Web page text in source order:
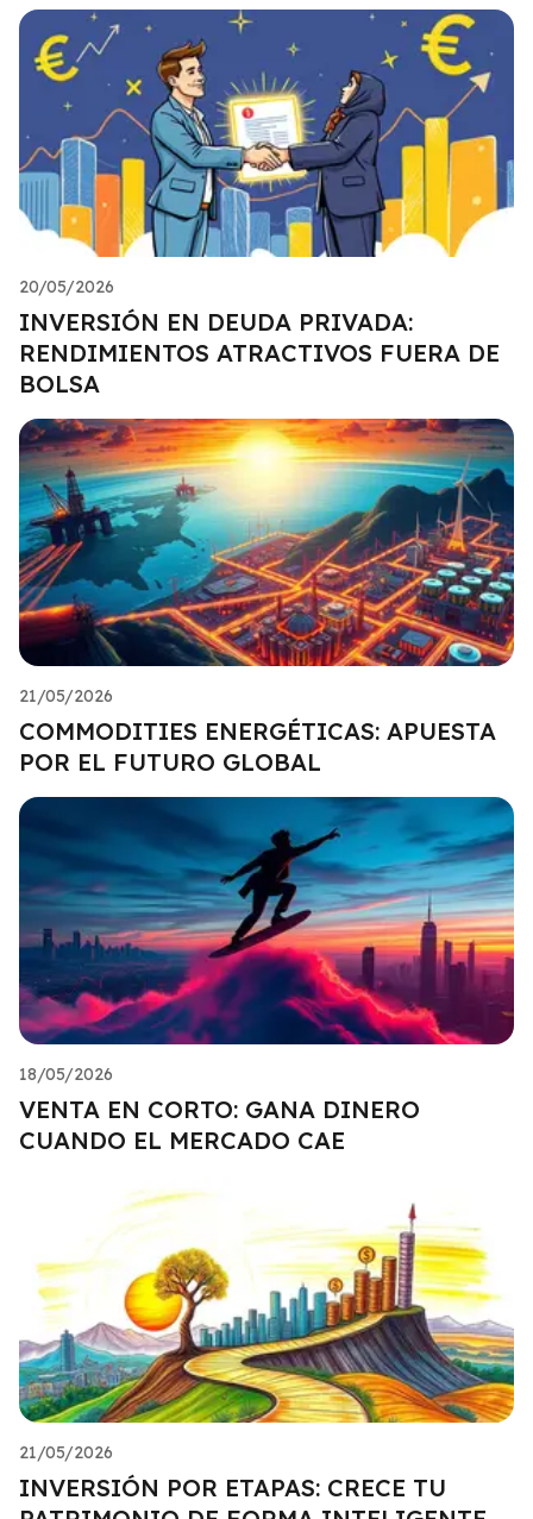
20/05/2026
INVERSIÓN EN DEUDA PRIVADA:
RENDIMIENTOS ATRACTIVOS FUERA DE
BOLSA
21/05/2026
COMMODITIES ENERGÉTICAS: APUESTA
POR EL FUTURO GLOBAL
18/05/2026
VENTA EN CORTO: GANA DINERO
CUANDO EL MERCADO CAE
21/05/2026
INVERSIÓN POR ETAPAS: CRECE TU